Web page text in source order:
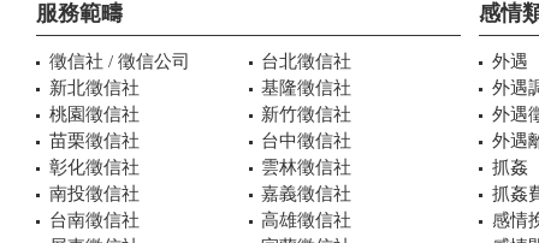
服務範疇
徵信社 / 徵信公司
台北徵信社
新北徵信社
基隆徵信社
桃園徵信社
新竹徵信社
苗栗徵信社
台中徵信社
彰化徵信社
雲林徵信社
南投徵信社
嘉義徵信社
台南徵信社
高雄徵信社
感情
外遇
外遇
外遇
外遇
抓姦
抓姦
感情